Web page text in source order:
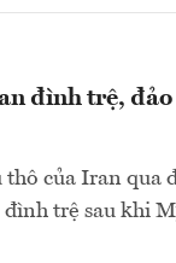
đình trệ,
của Iran qua
trệ sau khi